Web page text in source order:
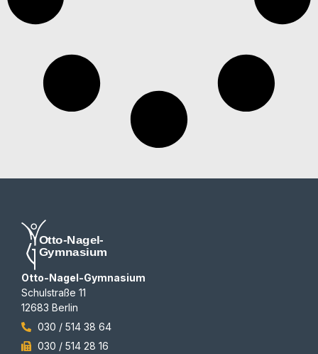
Otto-Nagel-Gymnasium
Schulstraße 11
12683 Berlin
030 / 514 38 64
030 / 514 28 16